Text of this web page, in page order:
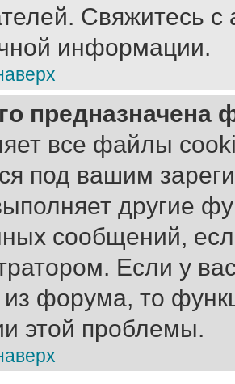
Свяжитесь
информации.
предназначена
все файлы
под вашим
другие
сообщений,
Если у
форума, то
этой проблемы.